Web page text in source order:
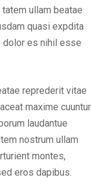
ullam beatae
quasi expdita
es nihil esse
reprederit vitae
maxime cuuntur
laudantue
nostrum ullam
montes,
eros dapibus.